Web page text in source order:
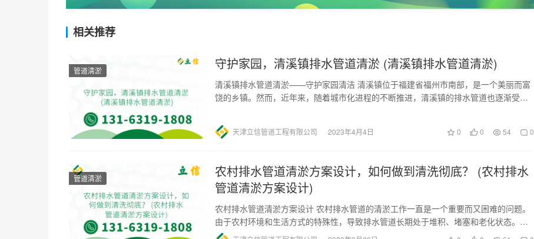
相关推荐
管道清淤 守护家园，清溪镇排水管道清淤 (清溪镇排水管道清淤)
清溪镇排水管道清淤——守护家园清洁 清溪镇位于福建省福州市南部，是一个美丽而富
饶的乡镇。然而，近年来，随着城市化进程的不断推进，清溪镇的排水管道也逐渐受到
天津立信管道工程有限公司 2023年4月4日 0 0 54 0
管道清淤
农村排水管道清淤方案设计，如何做到清洗彻底？ (农村排水
管道清淤方案设计)
农村排水管道清淤方案设计 农村排水管道的清淤工作一直是一个重要而又困难的问题。
由于农村环境和生活方式的特殊性，导致排水管道长期处于堆积、堵塞和老化状态。因
此，制定一套合适的清淤方案…